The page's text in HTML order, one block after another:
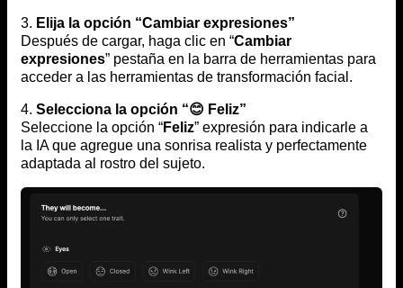
3. Elija la opción “Cambiar expresiones”
Después de cargar, haga clic en “Cambiar
expresiones” pestaña en la barra de herramientas para
acceder a las herramientas de transformación facial.
4. Selecciona la opción “😊 Feliz”
Seleccione la opción “Feliz” expresión para indicarle a
la IA que agregue una sonrisa realista y perfectamente
adaptada al rostro del sujeto.